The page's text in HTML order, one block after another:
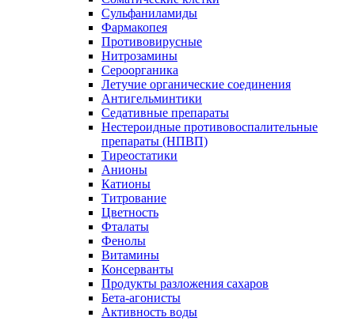
Сульфаниламиды
Фармакопея
Противовирусные
Нитрозамины
Сероорганика
Летучие органические соединения
Антигельминтики
Седативные препараты
Нестероидные противовоспалительные
препараты (НПВП)
Тиреостатики
Анионы
Катионы
Титрование
Цветность
Фталаты
Фенолы
Витамины
Консерванты
Продукты разложения сахаров
Бета-агонисты
Активность воды